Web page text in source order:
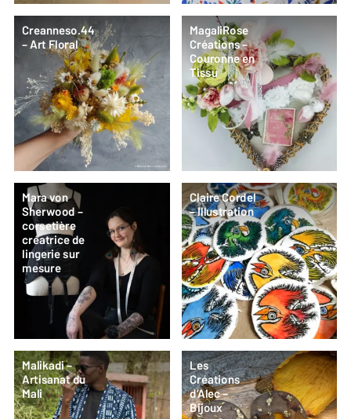
Creanneso.44
– Art Floral
MagaliRose
Créations –
Couronne en
Tissu
Mara von
Sherwood –
corsetière
créatrice de
lingerie sur
mesure
Claire Cordel
– Illustration
Malikadi –
Artisanat du
Mali
Les
Créations
d’Alec –
Bijoux